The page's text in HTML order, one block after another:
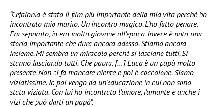
“Cefalonia è stato il film più importante della mia vita perché ho
incontrato mio marito. Un incontro magico. L’ho fatto penare.
Era separato, io ero molto giovane all’epoca. Invece è nata una
storia importante che dura ancora adesso. Stiamo ancora
insieme. Mi sembra un miracolo perché si lasciano tutti. Si
stanno lasciando tutti. Che paura. […] Luca è un papà molto
presente. Non ci fa mancare niente e poi è coccolone. Siamo
viziatissime. Io poi vengo da un’educazione in cui non sono
stata viziata. Con lui ho incontrato l’amore, l’amante e anche i
vizi che può darti un papà”.